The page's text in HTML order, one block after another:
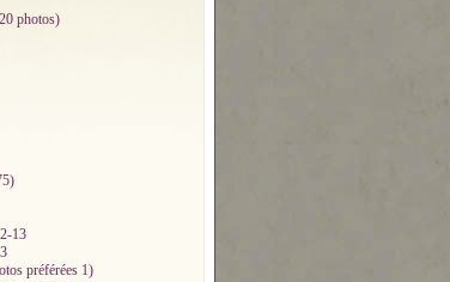
photos)
13
préférées 1)